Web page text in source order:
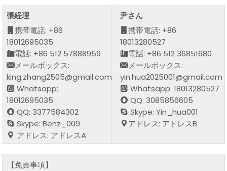
張経理
携帯電話: +86
18012695035
電話: +86 512 57888959
メールボックス:
king.zhang2505@gmail.com
Whatsapp:
18012695035
QQ: 3377584302
Skype: Benz_009
アドレス: アドレスA
尹さん
携帯電話: +86
18013280527
電話: +86 512 36851680
メールボックス:
yin.hua2025001@gmail.com
Whatsapp: 18013280527
QQ: 3085856605
Skype: Yin_hua001
アドレス: アドレスB
【免責事項】